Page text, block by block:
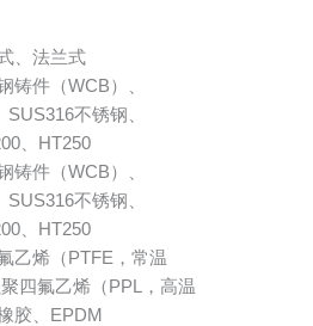
、法兰式
铸件（WCB）、
不锈钢、
、HT250
铸件（WCB）、
不锈钢、
、HT250
乙烯（PTFE，常温
四氟乙烯（PPL，高温
胶、EPDM